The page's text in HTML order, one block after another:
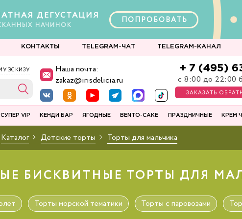
ДЕГУСТАЦИЯ
НАЧИНОК
ПОПРОБОВАТЬ
КОНТАКТЫ TELEGRAM-ЧАТ TELEGRAM-КАНАЛ
ЭСКИЗУ
Наша почта:
zakaz@irisdelicia.ru
+ 7 (495)
с 8:00 до 22:00
ЗАКАЗАТЬ
СУПЕР VIP КЕНДИ БАР ЯГОДНЫЕ BENTO-CAKE ПРАЗДНИЧНЫЕ КРЕМ
Каталог Детские торты Торты для мальчика
БИСКВИТНЫЕ ТОРТЫ ДЛЯ
Торты морской тематики Торты с паровозами